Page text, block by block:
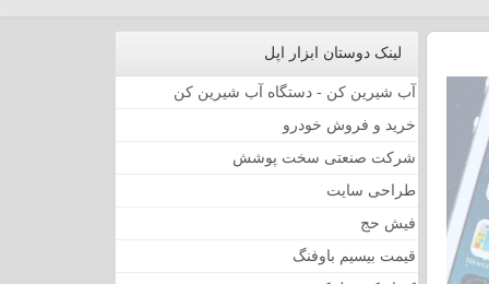
لینک دوستان ابزار اپل
آب شیرین کن - دستگاه آب شیرین کن
خرید و فروش خودرو
شرکت صنعتی سخت پوشش
طراحی سایت
فیش حج
قیمت بیسیم باوفنگ